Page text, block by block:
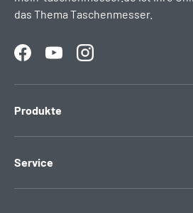
das Thema Taschenmesser.
FacebookYouTubeInstagram
Produkte
Service